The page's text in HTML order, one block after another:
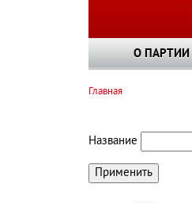
О ПАРТИИ
Главная
Название